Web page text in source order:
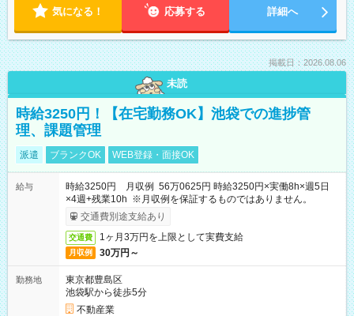
気になる！ 応募する 詳細へ
掲載日：2026.08.06
未読
時給3250円！【在宅勤務OK】池袋での進捗管
理、課題管理
派遣 ブランクOK WEB登録・面接OK
給与
時給3250円 月収例 56万0625円 時給3250円×実働8h×週5日
×4週+残業10h ※月収例を保証するものではありません。
交通費別途支給あり
交通費 1ヶ月3万円を上限として実費支給
月収例 30万円～
勤務地
東京都豊島区
池袋駅から徒歩5分
不動産業